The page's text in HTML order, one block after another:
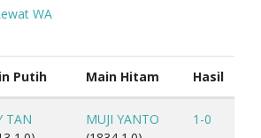
WA
Putih Main Hitam Hasil
TAN
MUJI YANTO
1-0